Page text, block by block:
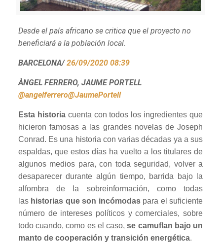
Desde el país africano se critica que el proyecto no
beneficiará a la población local.
BARCELONA/26/09/2020 08:39
ÀNGEL FERRERO, JAUME PORTELL
@angelferrero@JaumePortell
Esta historiacuenta con todos los ingredientes que
hicieron famosas a las grandes novelas de Joseph
Conrad. Es una historia con varias décadas ya a sus
espaldas, que estos días ha vuelto a los titulares de
algunos medios para, con toda seguridad, volver a
desaparecer durante algún tiempo, barrida bajo la
alfombra de la sobreinformación, como todas
las historias que son incómodaspara el suficiente
número de intereses políticos y comerciales, sobre
todo cuando, como es el caso,se camuflan bajo un
manto de cooperación y transición energética.